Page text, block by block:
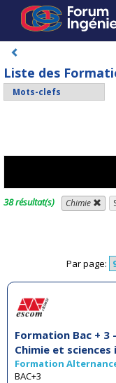
Liste des
38 résultat(s) Chimie
Par page:
Formation Bac + 3
Chimie et
Formation
BAC+3